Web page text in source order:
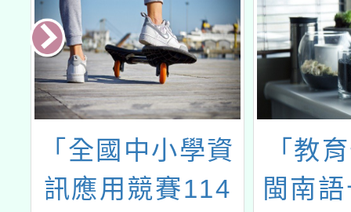
「全國中小學資
訊應用競賽114
「教
閩南